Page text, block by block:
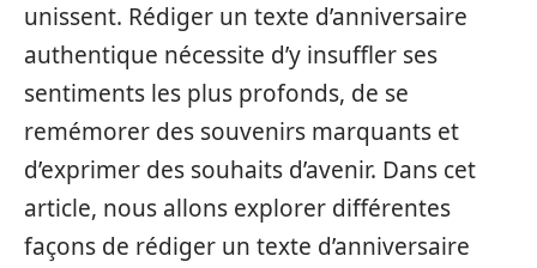
unissent. Rédiger un texte d’anniversaire
authentique nécessite d’y insuffler ses
sentiments les plus profonds, de se
remémorer des souvenirs marquants et
d’exprimer des souhaits d’avenir. Dans cet
article, nous allons explorer différentes
façons de rédiger un texte d’anniversaire